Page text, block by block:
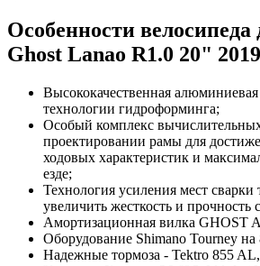
Особенности велосипеда
Ghost Lanao R1.0 20"
Высококачественная
технологии гидроформинга;
Особый комплекс
проектировании рамы для
ходовых характеристик и
езде;
Технология усиления мест
увеличить жесткость и прочность
Амортизационная вилка GHOST
Оборудование Shimano Tourney на
Надежные тормоза - Tektro 855